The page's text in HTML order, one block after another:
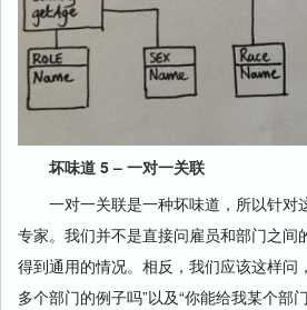
坏味道 5 – 一对一关联
一对一关联是一种坏味道，所以针对
专家。我们并不是直接问雇员和部门之间
得到通用的情况。相反，我们应该这样问
多个部门的例子吗”以及“你能给我某个部